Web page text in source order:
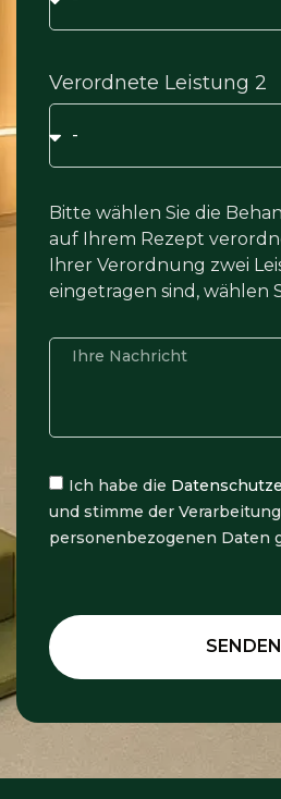
Verordnete Leistung 2
Bitte wählen Sie die
auf Ihrem Rezept
Ihrer Verordnung zwei
eingetragen sind, wählen
Ich habe die
und stimme der
personenbezogenen Daten
SENDEN